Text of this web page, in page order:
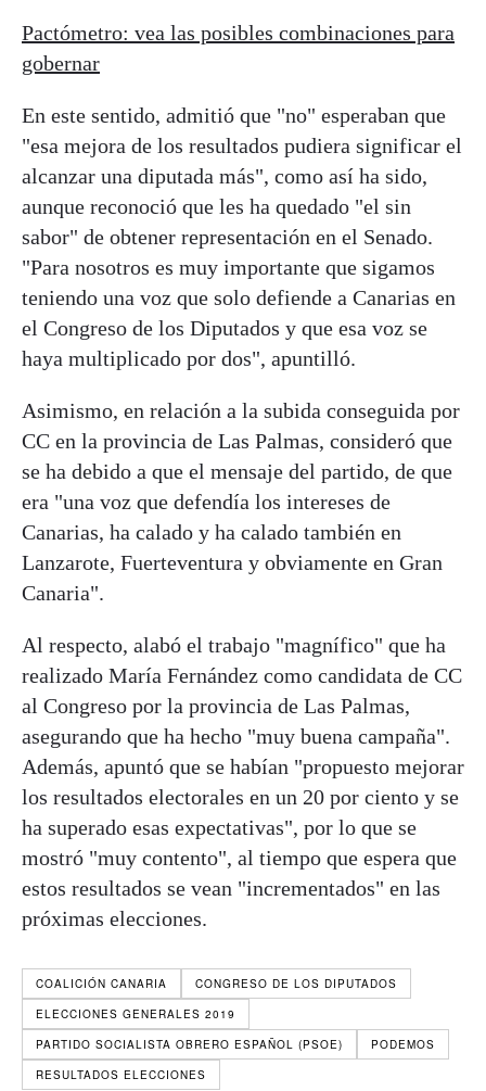
Pactómetro: vea las posibles combinaciones para
gobernar
En este sentido, admitió que "no" esperaban que
"esa mejora de los resultados pudiera significar el
alcanzar una diputada más", como así ha sido,
aunque reconoció que les ha quedado "el sin
sabor" de obtener representación en el Senado.
"Para nosotros es muy importante que sigamos
teniendo una voz que solo defiende a Canarias en
el Congreso de los Diputados y que esa voz se
haya multiplicado por dos", apuntilló.
Asimismo, en relación a la subida conseguida por
CC en la provincia de Las Palmas, consideró que
se ha debido a que el mensaje del partido, de que
era "una voz que defendía los intereses de
Canarias, ha calado y ha calado también en
Lanzarote, Fuerteventura y obviamente en Gran
Canaria".
Al respecto, alabó el trabajo "magnífico" que ha
realizado María Fernández como candidata de CC
al Congreso por la provincia de Las Palmas,
asegurando que ha hecho "muy buena campaña".
Además, apuntó que se habían "propuesto mejorar
los resultados electorales en un 20 por ciento y se
ha superado esas expectativas", por lo que se
mostró "muy contento", al tiempo que espera que
estos resultados se vean "incrementados" en las
próximas elecciones.
COALICIÓN CANARIA
CONGRESO DE LOS DIPUTADOS
ELECCIONES GENERALES 2019
PARTIDO SOCIALISTA OBRERO ESPAÑOL (PSOE)
PODEMOS
RESULTADOS ELECCIONES